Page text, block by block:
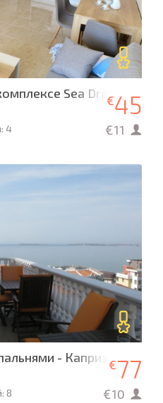
Sea Dreams
4
€45
€11
- Каприз
8
€77
€10